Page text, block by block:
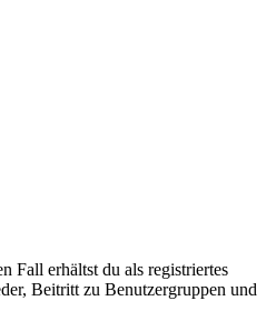
Fall erhältst du als registriertes
Beitritt zu Benutzergruppen und